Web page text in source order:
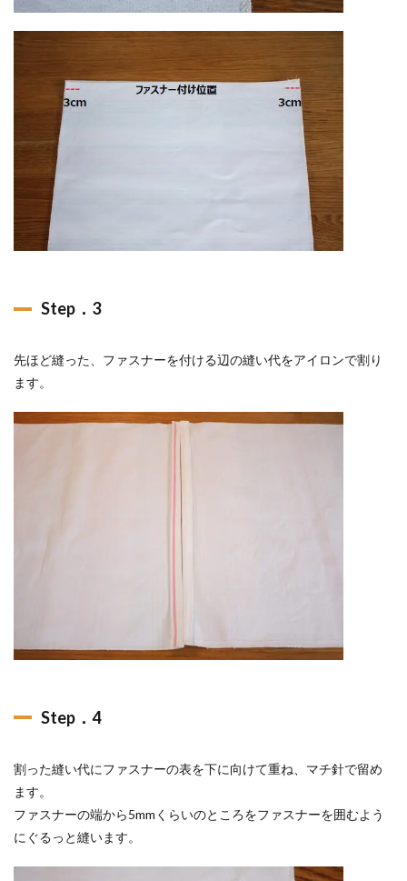
Step．3
先ほど縫った、ファスナーを付ける辺の縫い代をアイロンで割り
ます。
Step．4
割った縫い代にファスナーの表を下に向けて重ね、マチ針で留め
ます。
ファスナーの端から5mmくらいのところをファスナーを囲むよう
にぐるっと縫います。